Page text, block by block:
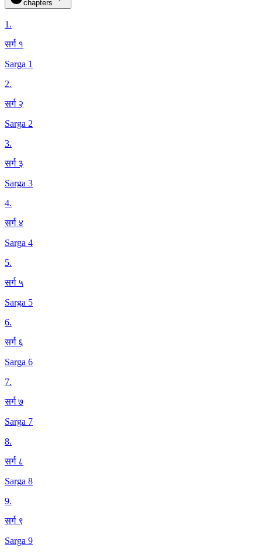
chapters
1.
सर्ग १
Sarga 1
2.
सर्ग २
Sarga 2
3.
सर्ग ३
Sarga 3
4.
सर्ग ४
Sarga 4
5.
सर्ग ५
Sarga 5
6.
सर्ग ६
Sarga 6
7.
सर्ग ७
Sarga 7
8.
सर्ग ८
Sarga 8
9.
सर्ग ९
Sarga 9